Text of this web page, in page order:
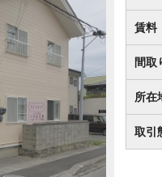
賃料
間取
所在
取引